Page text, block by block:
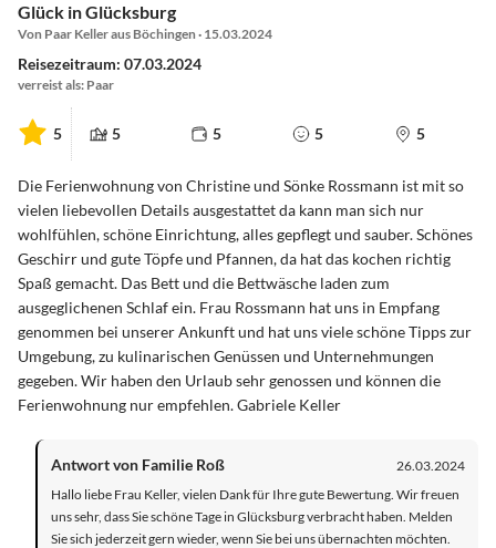
Glück in Glücksburg
Von Paar Keller aus Böchingen · 15.03.2024
Reisezeitraum: 07.03.2024
verreist als: Paar
5 5 5 5 5
Die Ferienwohnung von Christine und Sönke Rossmann ist mit so
vielen liebevollen Details ausgestattet da kann man sich nur
wohlfühlen, schöne Einrichtung, alles gepflegt und sauber. Schönes
Geschirr und gute Töpfe und Pfannen, da hat das kochen richtig
Spaß gemacht. Das Bett und die Bettwäsche laden zum
ausgeglichenen Schlaf ein. Frau Rossmann hat uns in Empfang
genommen bei unserer Ankunft und hat uns viele schöne Tipps zur
Umgebung, zu kulinarischen Genüssen und Unternehmungen
gegeben. Wir haben den Urlaub sehr genossen und können die
Ferienwohnung nur empfehlen. Gabriele Keller
Antwort von Familie Roß
26.03.2024
Hallo liebe Frau Keller, vielen Dank für Ihre gute Bewertung. Wir freuen
uns sehr, dass Sie schöne Tage in Glücksburg verbracht haben. Melden
Sie sich jederzeit gern wieder, wenn Sie bei uns übernachten möchten.